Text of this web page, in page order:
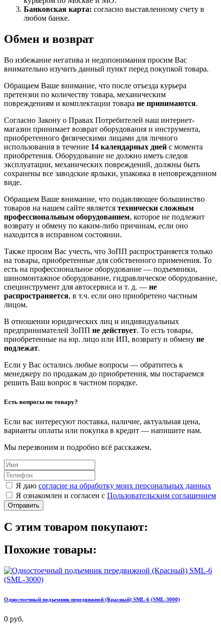
Банковская карта: согласно выставленному счету в
любом банке.
Обмен и возврат
Во избежание негатива и недопонимания просим Вас
внимательно изучить данный пункт перед покупкой товара.
Обращаем Ваше внимание, что после отъезда курьера
претензии по количеству товара, механическим
повреждениям и комплектации товара не принимаются.
Согласно Закону о Правах Потребителей наш интернет-
магазин принимает возврат оборудования и инструмента,
приобретенного физическими лицами для личного
использования в течение 14 календарных дней с момента
приобретения. Оборудование не должно иметь следов
эксплуатации, механических повреждений, должны быть
сохранены все заводские ярлыки, упаковка в неповрежденном
виде.
Обращаем Ваше внимание, что подавляющее большинство
товаров на нашем сайте является технически сложным
профессиональным оборудованием, которое не подлежит
возврату и обмену по каким-либо причинам, если оно
находится в исправном состоянии.
Также просим Вас учесть, что ЗоПП распространяется только
на товары, приобретенные для собственного применения. То
есть на профессиональное оборудование — подъемники,
шиномонтажное оборудование, гидравлическое оборудование,
специнструмент для автосервиса и т. д. — не
распространяется, в т.ч. если оно приобретено частным
лицом.
В отношении юридических лиц и индивидуальных
предпринимателей ЗоПП не действует. То есть товары,
приобретенные на юр. лицо или ИП, возврату и обмену не
подлежат.
Если у Вас остались любые вопросы — обратитесь к
менеджеру по продажам до приобретения, мы постараемся
решить Ваш вопрос в частном порядке.
Есть вопросы по товару?
Если вас интересуют поставка, наличие, актуальная цена,
варианты оплаты или покупка в кредит — напишите нам.
Мы перезвоним и подробно всё расскажем.
Я даю согласие на обработку моих персональных данных
Я ознакомлен и согласен с Пользовательским соглашением
Отправить
С этим товаром покупают:
Похожие товары:
Одностоечный подъемник передвижной (Красный) SML-6 (SML-3000)
0 руб.